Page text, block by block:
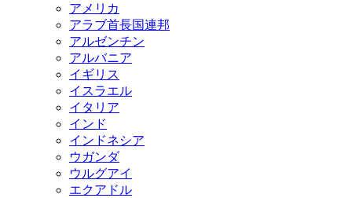
アメリカ
アラブ首長国連邦
アルゼンチン
アルバニア
イギリス
イスラエル
イタリア
インド
インドネシア
ウガンダ
ウルグアイ
エクアドル